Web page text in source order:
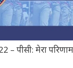
– पीसी: मेरा